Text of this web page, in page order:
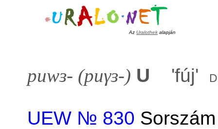
Az Uralothek alapján
puwɜ- (puγɜ-) U 'fúj'
UEW № 830